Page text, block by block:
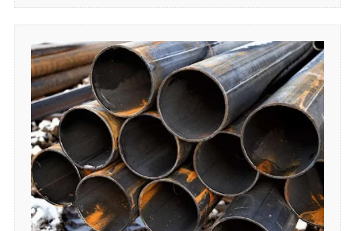
rendimiento óptimo y duradero.